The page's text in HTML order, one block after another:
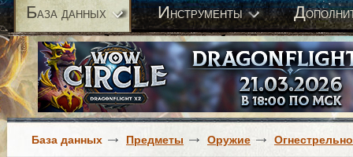
База данных Инструменты Д
База данных Предметы Оружие